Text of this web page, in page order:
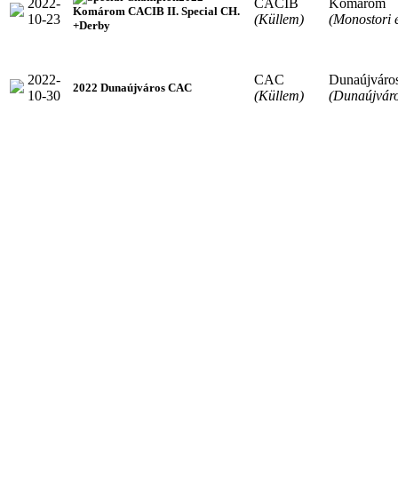
10-23
Komárom CACIB II. Special CH.
+Derby
(Küllem)
(Monostori
2022-
10-30
2022 Dunaújváros CAC
CAC
(Küllem)